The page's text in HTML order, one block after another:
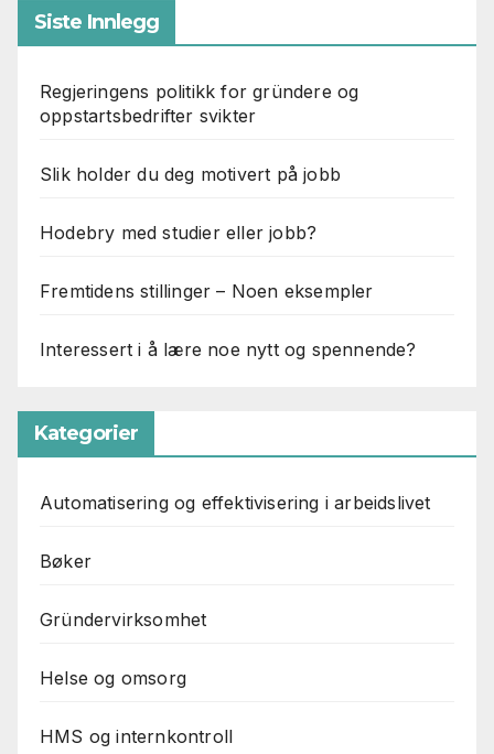
Siste Innlegg
Regjeringens politikk for gründere og
oppstartsbedrifter svikter
Slik holder du deg motivert på jobb
Hodebry med studier eller jobb?
Fremtidens stillinger – Noen eksempler
Interessert i å lære noe nytt og spennende?
Kategorier
Automatisering og effektivisering i arbeidslivet
Bøker
Gründervirksomhet
Helse og omsorg
HMS og internkontroll